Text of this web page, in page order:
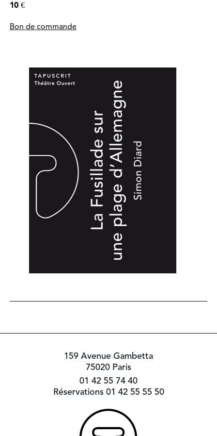
10 €
Bon de commande
159 Avenue Gambetta
75020 Paris
01 42 55 74 40
Réservations 01 42 55 55 50